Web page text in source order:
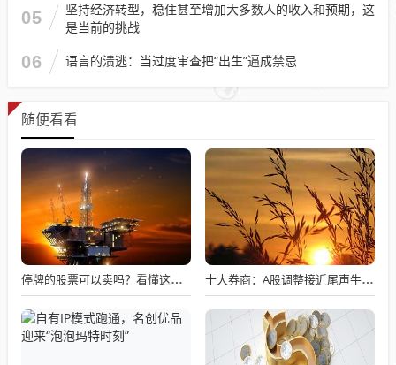
05
坚持经济转型，稳住甚至增加大多数人的收入和预期，这
是当前的挑战
06 语言的溃逃：当过度审查把“出生”逼成禁忌
随便看看
停牌的股票可以卖吗？看懂这条规则就够了 十大券商：A股调整接近尾声牛市逻辑未变